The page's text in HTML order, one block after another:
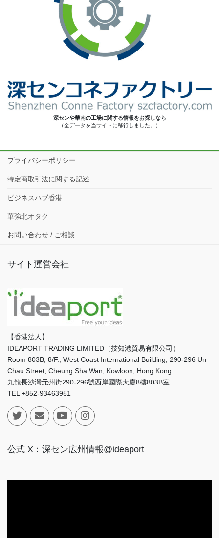
深センや華南の工場に関する情報をお探しなら
（全データを当サイトに移行しました。）
プライバシーポリシー
特定商取引法に関する記述
ビジネスハブ香港
華強北オタク
お問い合わせ / ご相談
サイト運営会社
【香港法人】
IDEAPORT TRADING LIMITED（技知港貿易有限公司）
Room 803B, 8/F., West Coast International Building, 290-296 Un
Chau Street, Cheung Sha Wan, Kowloon, Hong Kong
九龍長沙灣元州街290-296號西岸國際大廈8樓803B室
TEL +852-93463951
公式 X：深セン広州情報@ideaport